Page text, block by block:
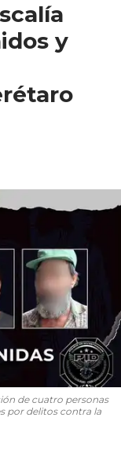
y
de cuatro personas
por delitos contra la